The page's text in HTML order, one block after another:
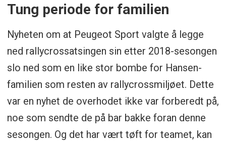
Tung periode for familien
Nyheten om at Peugeot Sport valgte å legge
ned rallycrossatsingen sin etter 2018-sesongen
slo ned som en like stor bombe for Hansen-
familien som resten av rallycrossmiljøet. Dette
var en nyhet de overhodet ikke var forberedt på,
noe som sendte de på bar bakke foran denne
sesongen. Og det har vært tøft for teamet, kan